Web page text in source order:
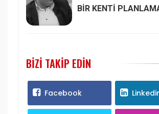
BİR KENTİ
BIZI TAKIP EDIN
Facebook